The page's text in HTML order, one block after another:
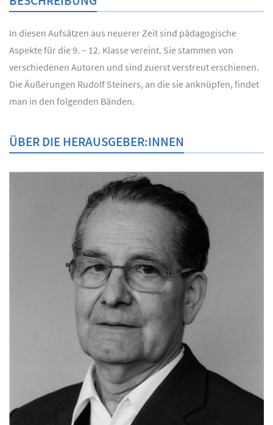
In diesen Aufsätzen aus neuerer Zeit sind pädagogische
Aspekte für die 9. – 12. Klasse vereint. Sie stammen von
verschiedenen Autoren und sind zuerst verstreut erschienen.
Die Äußerungen Rudolf Steiners, an die sie anknüpfen, findet
man in den folgenden Bänden.
ÜBER DIE HERAUSGEBER:INNEN